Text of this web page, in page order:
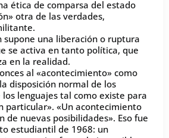
ética de comparsa del estado
otra de las verdades,
supone una liberación o ruptura
se activa en tanto política, que
en la realidad.
al «acontecimiento» como
disposición normal de los
los lenguajes tal como existe para
particular». «Un acontecimiento
de nuevas posibilidades». Eso fue
estudiantil de 1968: un